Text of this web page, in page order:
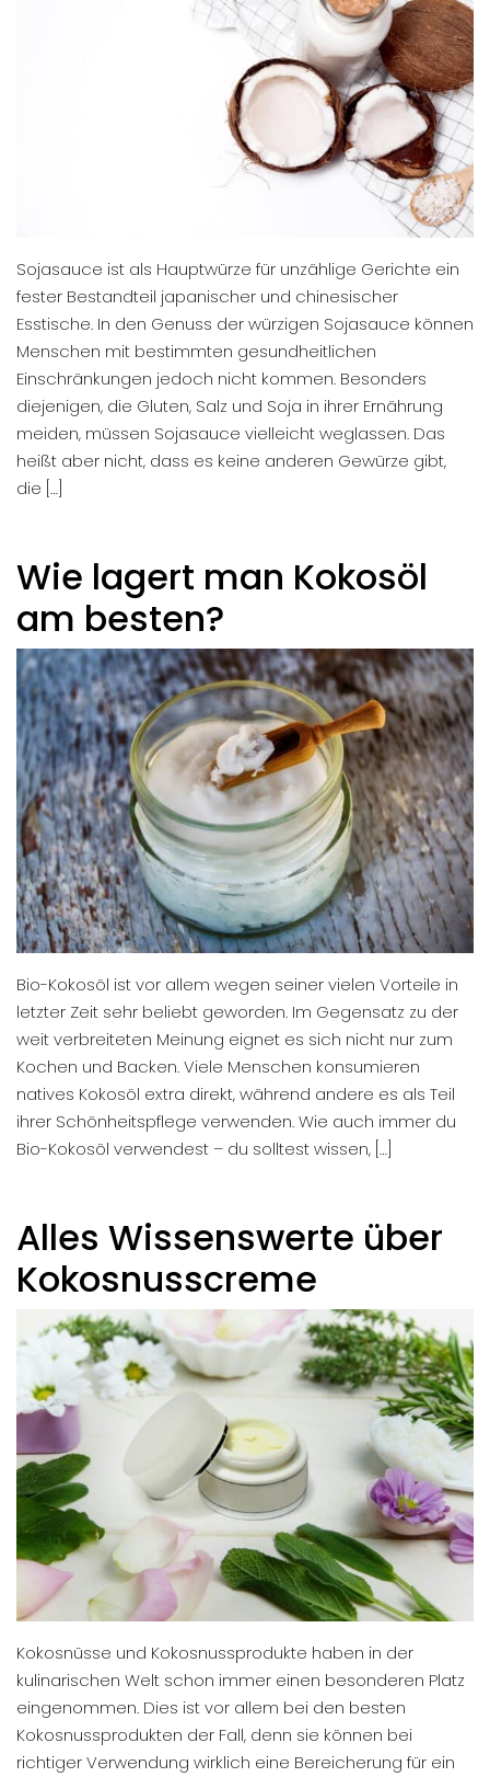
Sojasauce ist als Hauptwürze für unzählige Gerichte ein
fester Bestandteil japanischer und chinesischer
Esstische. In den Genuss der würzigen Sojasauce können
Menschen mit bestimmten gesundheitlichen
Einschränkungen jedoch nicht kommen. Besonders
diejenigen, die Gluten, Salz und Soja in ihrer Ernährung
meiden, müssen Sojasauce vielleicht weglassen. Das
heißt aber nicht, dass es keine anderen Gewürze gibt,
die […]
Wie lagert man Kokosöl
am besten?
Bio-Kokosöl ist vor allem wegen seiner vielen Vorteile in
letzter Zeit sehr beliebt geworden. Im Gegensatz zu der
weit verbreiteten Meinung eignet es sich nicht nur zum
Kochen und Backen. Viele Menschen konsumieren
natives Kokosöl extra direkt, während andere es als Teil
ihrer Schönheitspflege verwenden. Wie auch immer du
Bio-Kokosöl verwendest – du solltest wissen, […]
Alles Wissenswerte über
Kokosnusscreme
Kokosnüsse und Kokosnussprodukte haben in der
kulinarischen Welt schon immer einen besonderen Platz
eingenommen. Dies ist vor allem bei den besten
Kokosnussprodukten der Fall, denn sie können bei
richtiger Verwendung wirklich eine Bereicherung für ein